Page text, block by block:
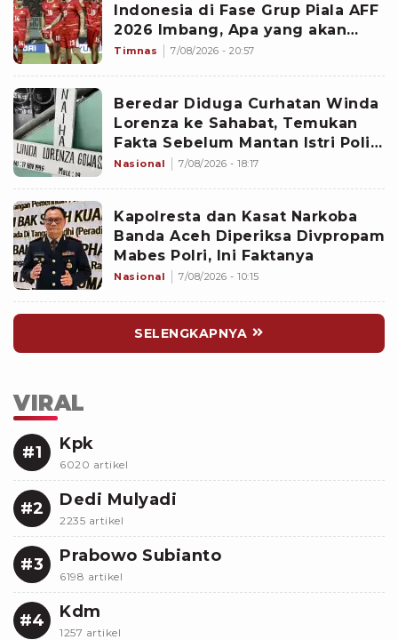
Indonesia di Fase Grup Piala AFF
2026 Imbang, Apa yang akan
Terjadi?
Timnas 7/08/2026 - 20:57
Beredar Diduga Curhatan Winda
Lorenza ke Sahabat, Temukan
Fakta Sebelum Mantan Istri Polisi
di Medan Tewas
Nasional 7/08/2026 - 18:17
Kapolresta dan Kasat Narkoba
Banda Aceh Diperiksa Divpropam
Mabes Polri, Ini Faktanya
Nasional 7/08/2026 - 10:15
SELENGKAPNYA
VIRAL
#1 Kpk
6020 artikel
#2 Dedi Mulyadi
2235 artikel
#3 Prabowo Subianto
6198 artikel
#4 Kdm
1257 artikel